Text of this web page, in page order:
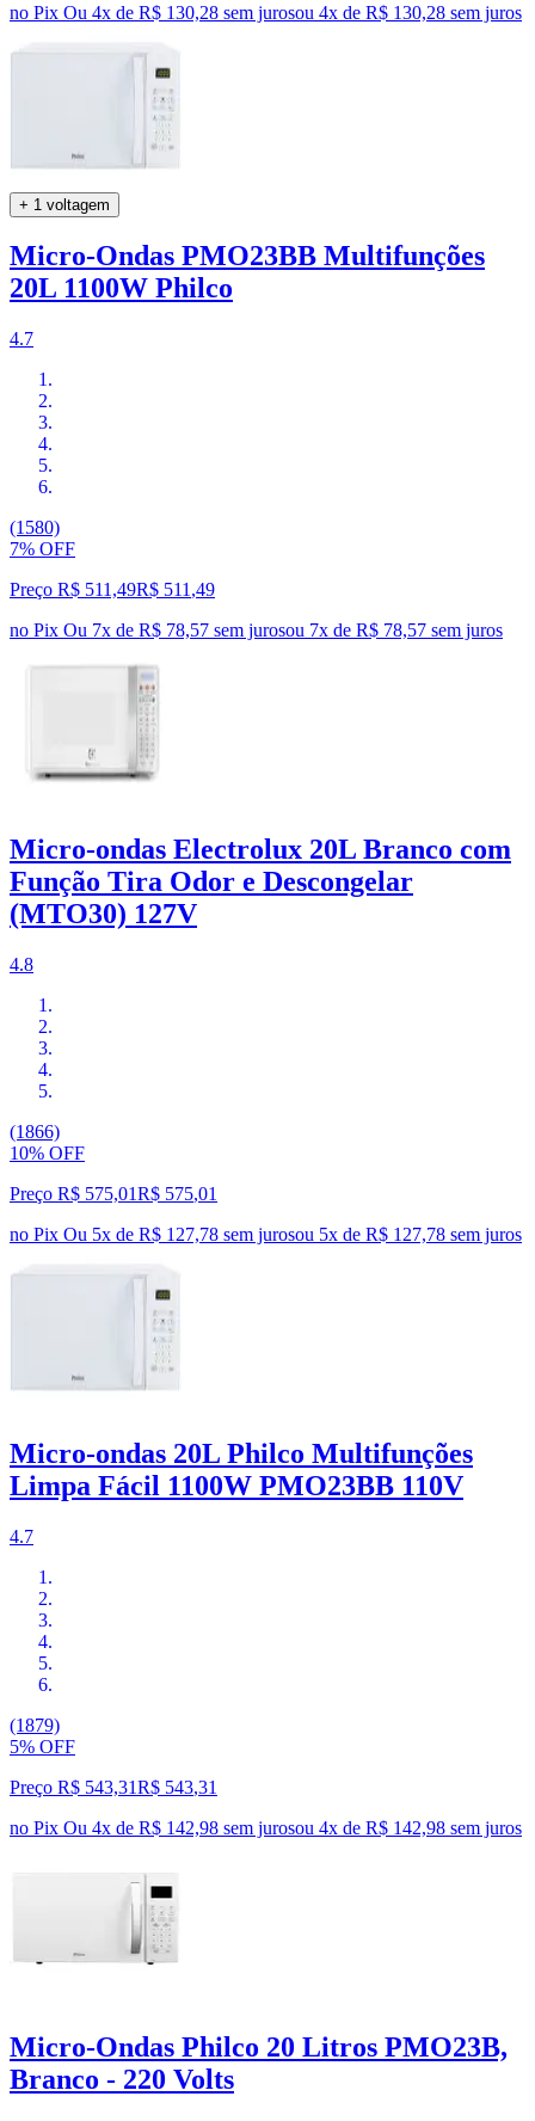
no Pix Ou 4x de R$ 130,28 sem jurosou 4x de R$ 130,28 sem juros
+ 1 voltagem
Micro-Ondas PMO23BB Multifunções
20L 1100W Philco
4.7
(1580)
7% OFF
Preço R$ 511,49R$ 511 ,49
no Pix Ou 7x de R$ 78,57 sem jurosou 7x de R$ 78,57 sem juros
Micro-ondas Electrolux 20L Branco com
Função Tira Odor e Descongelar
(MTO30) 127V
4.8
(1866)
10% OFF
Preço R$ 575,01R$ 575,01
no Pix Ou 5x de R$ 127,78 sem jurosou 5x de R$ 127,78 sem juros
Micro-ondas 20L Philco Multifunções
Limpa Fácil 1100W PMO23BB 110V
4.7
(1879)
5% OFF
Preço R$ 543,31R$ 543,31
no Pix Ou 4x de R$ 142,98 sem jurosou 4x de R$ 142,98 sem juros
Micro-Ondas Philco 20 Litros PMO23B,
Branco - 220 Volts